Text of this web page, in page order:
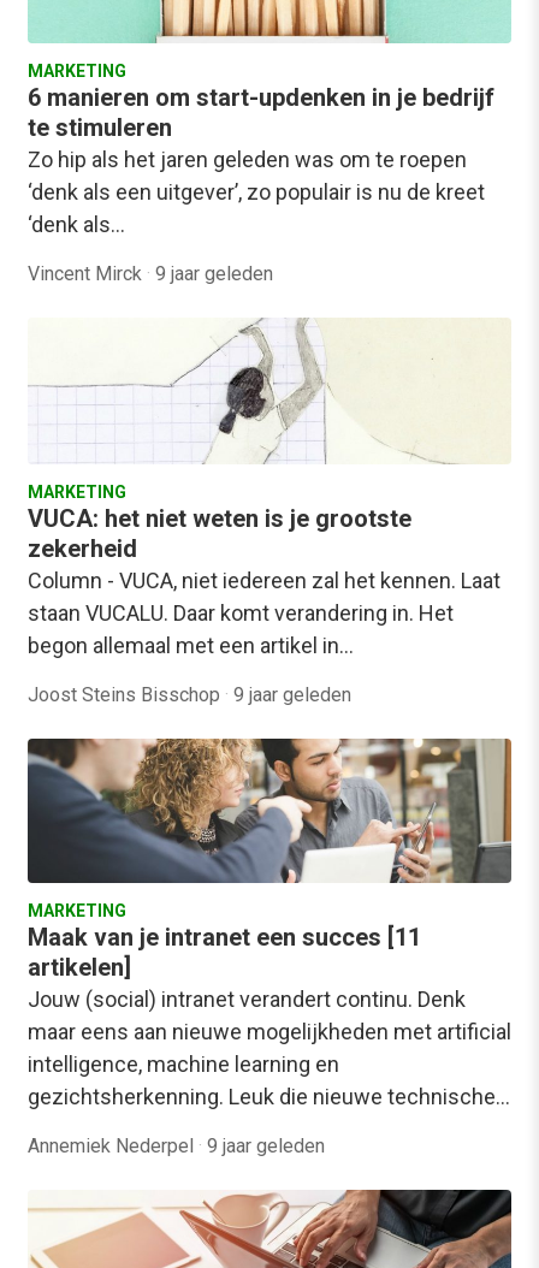
MARKETING
6 manieren om start-updenken in je bedrijf
te stimuleren
Zo hip als het jaren geleden was om te roepen
‘denk als een uitgever’, zo populair is nu de kreet
‘denk als…
Vincent Mirck · 9 jaar geleden
MARKETING
VUCA: het niet weten is je grootste
zekerheid
Column - VUCA, niet iedereen zal het kennen. Laat
staan VUCALU. Daar komt verandering in. Het
begon allemaal met een artikel in…
Joost Steins Bisschop · 9 jaar geleden
MARKETING
Maak van je intranet een succes [11
artikelen]
Jouw (social) intranet verandert continu. Denk
maar eens aan nieuwe mogelijkheden met artificial
intelligence, machine learning en
gezichtsherkenning. Leuk die nieuwe technische…
Annemiek Nederpel · 9 jaar geleden